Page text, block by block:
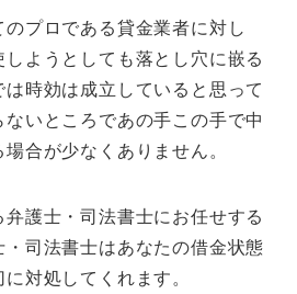
プロである貸金業者に対し
ようとしても落とし穴に嵌る
時効は成立していると思って
いところであの手この手で中
合が少なくありません。
護士・司法書士にお任せする
司法書士はあなたの借金状態
対処してくれます。